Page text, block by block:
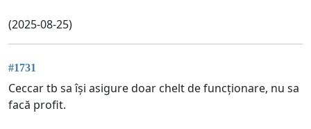
(2025-08-25)
#1731
Ceccar tb sa își asigure doar chelt de funcționare, nu sa
facă profit.